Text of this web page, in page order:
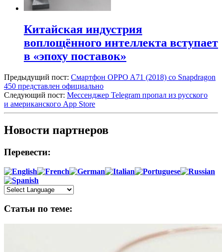
Китайская индустрия
воплощённого интеллекта вступает
в «эпоху поставок»
Предыдущий пост: Смартфон OPPO A71 (2018) со Snapdragon
450 представлен официально
Следующий пост: Мессенджер Telegram пропал из русского
и американского App Store
Новости партнеров
Перевести:
Статьи по теме: